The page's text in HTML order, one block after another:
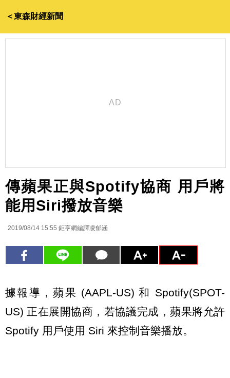
＜東森財經新聞
傳蘋果正與Spotify協商 用戶將
能用Siri撥放音樂
2019/08/14 15:55 鉅亨網編譯凌郁涵
據報導，蘋果 (AAPL-US) 和 Spotify(SPOT-
US) 正在展開協商，若協議完成，蘋果將允許
Spotify 用戶使用 Siri 來控制音樂播放。